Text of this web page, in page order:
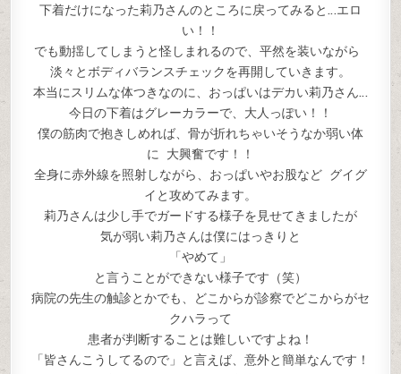
下着だけになった莉乃さんのところに戻ってみると…エロ
い！！
でも動揺してしまうと怪しまれるので、平然を装いながら
淡々とボディバランスチェックを再開していきます。
本当にスリムな体つきなのに、おっぱいはデカい莉乃さん…
今日の下着はグレーカラーで、大人っぽい！！
僕の筋肉で抱きしめれば、骨が折れちゃいそうなか弱い体
に 大興奮です！！
全身に赤外線を照射しながら、おっぱいやお股など グイグ
イと攻めてみます。
莉乃さんは少し手でガードする様子を見せてきましたが
気が弱い莉乃さんは僕にはっきりと
「やめて」
と言うことができない様子です（笑）
病院の先生の触診とかでも、どこからが診察でどこからがセ
クハラって
患者が判断することは難しいですよね！
「皆さんこうしてるので」と言えば、意外と簡単なんです！